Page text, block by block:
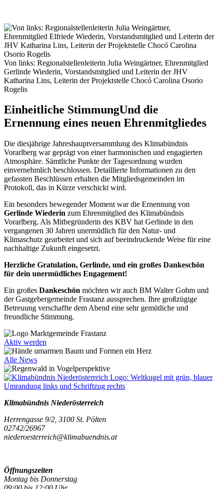
Von links: Regionalstellenleiterin Julia Weingärtner, Ehrenmitglied
Gerlinde Wiederin, Vorstandsmitglied und Leiterin der JHV
Katharina Lins, Leiterin der Projektstelle Chocó Carolina Osorio
Rogelis
Einheitliche StimmungUnd die
Ernennung eines neuen Ehrenmitgliedes
Die diesjährige Jahreshauptversammlung des Klimabündnis
Vorarlberg war geprägt von einer harmonischen und engagierten
Atmosphäre. Sämtliche Punkte der Tagesordnung wurden
einvernehmlich beschlossen. Detaillierte Informationen zu den
gefassten Beschlüssen erhalten die Mitgliedsgemeinden im
Protokoll, das in Kürze verschickt wird.
Ein besonders bewegender Moment war die Ernennung von
Gerlinde Wiederin zum Ehrenmitglied des Klimabündnis
Vorarlberg. Als Mitbegründerin des KBV hat Gerlinde in den
vergangenen 30 Jahren unermüdlich für den Natur- und
Klimaschutz gearbeitet und sich auf beeindruckende Weise für eine
nachhaltige Zukunft eingesetzt.
Herzliche Gratulation, Gerlinde, und ein großes Dankeschön
für dein unermüdliches Engagement!
Ein großes Dankeschön möchten wir auch BM Walter Gohm und
der Gastgebergemeinde Frastanz aussprechen. Ihre großzügige
Betreuung verschaffte dem Abend eine sehr gemütliche und
freundliche Stimmung.
Aktiv werden
Alle News
Klimabündnis Niederösterreich
Herrengasse 9/2, 3100 St. Pölten
02742/26967
niederoesterreich@klimabuendnis.at
Öffnungszeiten
Montag bis Donnerstag